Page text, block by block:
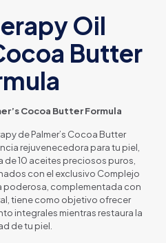
Oil
Butter
Cocoa Butter Formula
de Palmer’s Cocoa Butter
rejuvenecedora para tu piel,
10 aceites preciosos puros,
con el exclusivo Complejo
poderosa, complementada con
tiene como objetivo ofrecer
integrales mientras restaura la
de tu piel.